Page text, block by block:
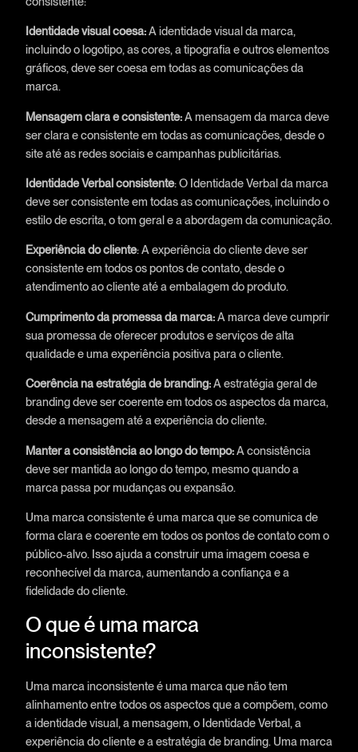
Identidade visual coesa:A identidade visual da marca,
incluindo o logotipo, as cores, a tipografia e outros elementos
gráficos, deve ser coesa em todas as comunicações da
marca.
Mensagem clara e consistente:A mensagem da marca deve
ser clara e consistente em todas as comunicações, desde o
site até as redes sociais e campanhas publicitárias.
Identidade Verbal consistente: O Identidade Verbal da marca
deve ser consistente em todas as comunicações, incluindo o
estilo de escrita, o tom geral e a abordagem da comunicação.
Experiência do cliente: A experiência do cliente deve ser
consistente em todos os pontos de contato, desde o
atendimento ao cliente até a embalagem do produto.
Cumprimento da promessa da marca:A marca deve cumprir
sua promessa de oferecer produtos e serviços de alta
qualidade e uma experiência positiva para o cliente.
Coerência na estratégia de branding:A estratégia geral de
branding deve ser coerente em todos os aspectos da marca,
desde a mensagem até a experiência do cliente.
Manter a consistência ao longo do tempo:A consistência
deve ser mantida ao longo do tempo, mesmo quando a
marca passa por mudanças ou expansão.
Uma marca consistente é uma marca que se comunica de
forma clara e coerente em todos os pontos de contato com o
público-alvo. Isso ajuda a construir uma imagem coesa e
reconhecível da marca, aumentando a confiança e a
fidelidade do cliente.
O que é uma marca
inconsistente?
Uma marca inconsistente é uma marca que não tem
alinhamento entre todos os aspectos que a compõem, como
a identidade visual, a mensagem, o Identidade Verbal, a
experiência do cliente e a estratégia de branding. Uma marca